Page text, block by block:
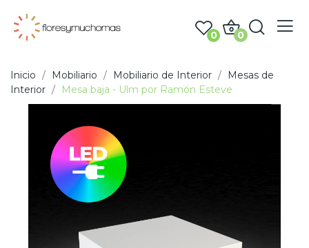
0 0
Inicio Mobiliario Mobiliario de Interior
Mesas de
Interior
Mesa baja - Ulm por Ramón Esteve